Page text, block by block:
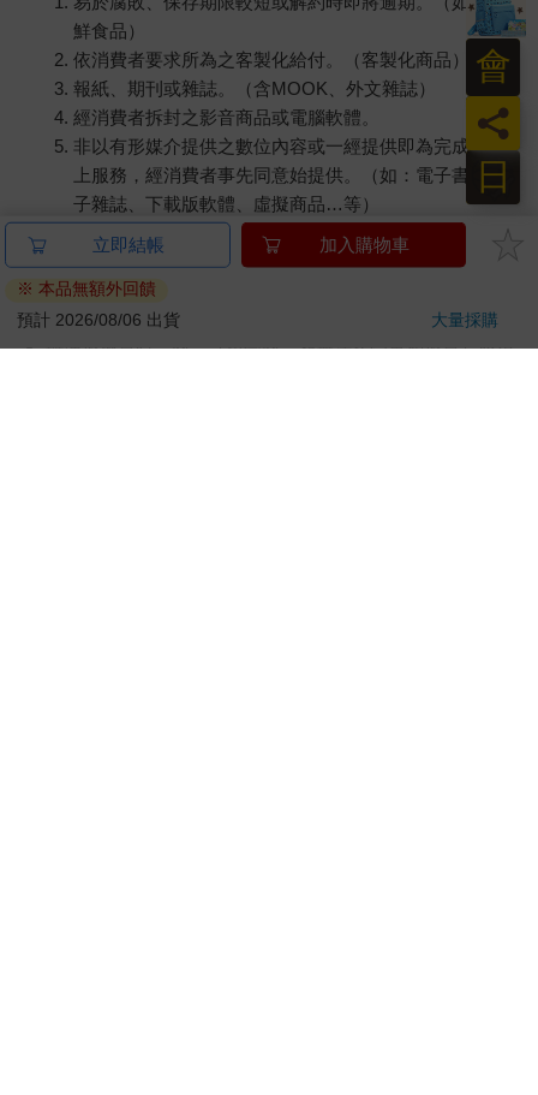
鮮食品）
依消費者要求所為之客製化給付。（客製化商品）
報紙、期刊或雜誌。（含MOOK、外文雜誌）
經消費者拆封之影音商品或電腦軟體。
非以有形媒介提供之數位內容或一經提供即為完成之線
上服務，經消費者事先同意始提供。（如：電子書、電
子雜誌、下載版軟體、虛擬商品…等）
已拆封之個人衛生用品。（如：內衣褲、刮鬍刀、除毛
若非上列種類商品，均享有到貨7天的猶豫期（含例假
日）。
辦理退換貨時，商品（組合商品恕無法接受單獨退貨）必須
立即結帳 加入購物車
※ 本品無額外回饋
預計 2026/08/06 出貨
大量採購
日
員
會